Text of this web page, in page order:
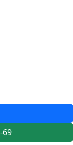
69